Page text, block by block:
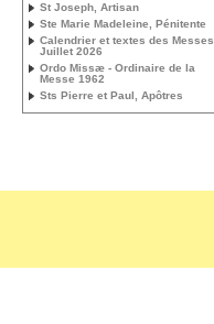
St Joseph, Artisan
Ste Marie Madeleine, Pénitente
Calendrier et textes des Messes
Juillet 2026
Ordo Missæ - Ordinaire de la
Messe 1962
Sts Pierre et Paul, Apôtres